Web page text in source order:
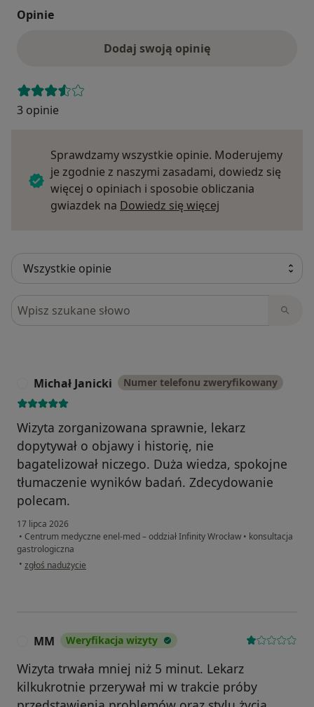
Opinie
Dodaj swoją opinię
3 opinie
Sprawdzamy wszystkie opinie. Moderujemy
je zgodnie z naszymi zasadami, dowiedz się
więcej o opiniach i sposobie obliczania
gwiazdek na Dowiedz się więcej
Szukaj w opiniach
Michał Janicki Numer telefonu zweryfikowany
Wizyta zorganizowana sprawnie, lekarz
dopytywał o objawy i historię, nie
bagatelizował niczego. Duża wiedza, spokojne
tłumaczenie wyników badań. Zdecydowanie
polecam.
17 lipca 2026
• Centrum medyczne enel-med – oddział Infinity Wrocław • konsultacja
gastrologiczna
• w opinii użytkownika Michał Janicki
zgłoś nadużycie
MM Weryfikacja wizyty
Wizyta trwała mniej niż 5 minut. Lekarz
kilkukrotnie przerywał mi w trakcie próby